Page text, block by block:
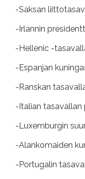
-Saksan
-Irlannin
-Hellenic -
-Espanjan
-Ranskan
-Italian tasavallan
-Luxemburgin
-Alankomaiden
-Portugalin